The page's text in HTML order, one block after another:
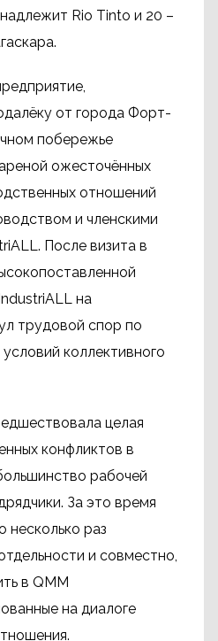
Rio Tinto и 20 –
от города Форт-
побережье
ожесточённых
отношений
и членскими
После визита в
на
трудовой спор по
коллективного
целая
конфликтов в
рабочей
За это время
несколько раз
и совместно,
в QMM
на диалоге